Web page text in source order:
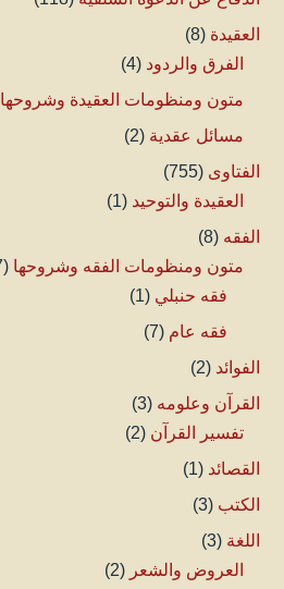
العقيدة (8)
الفرق والردود (4)
متون ومنظومات العقيدة وشروحها
مسائل عقدية (2)
الفتاوى (755)
العقيدة والتوحيد (1)
الفقه (8)
متون ومنظومات الفقه وشروحها (7)
فقه حنبلي (1)
فقه عام (7)
الفوائد (2)
القرآن وعلومه (3)
تفسير القرآن (2)
القصائد (1)
الكتب (3)
اللغة (3)
العروض والشعر (2)